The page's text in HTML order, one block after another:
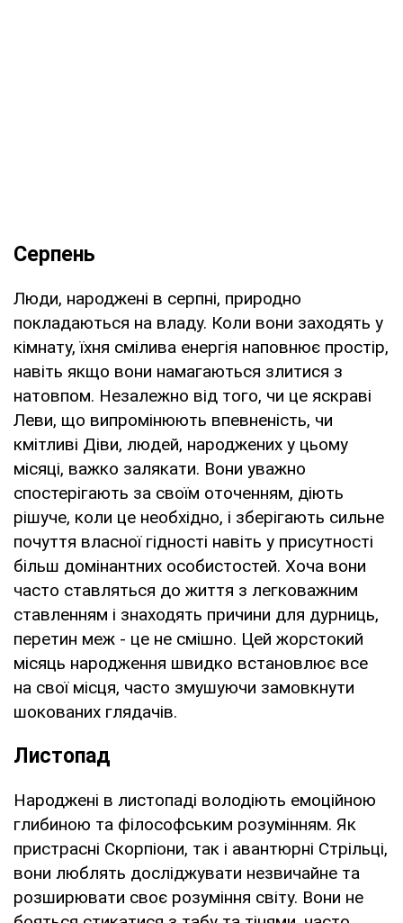
Серпень
Люди, народжені в серпні, природно
покладаються на владу. Коли вони заходять у
кімнату, їхня смілива енергія наповнює простір,
навіть якщо вони намагаються злитися з
натовпом. Незалежно від того, чи це яскраві
Леви, що випромінюють впевненість, чи
кмітливі Діви, людей, народжених у цьому
місяці, важко залякати. Вони уважно
спостерігають за своїм оточенням, діють
рішуче, коли це необхідно, і зберігають сильне
почуття власної гідності навіть у присутності
більш домінантних особистостей. Хоча вони
часто ставляться до життя з легковажним
ставленням і знаходять причини для дурниць,
перетин меж - це не смішно. Цей жорстокий
місяць народження швидко встановлює все
на свої місця, часто змушуючи замовкнути
шокованих глядачів.
Листопад
Народжені в листопаді володіють емоційною
глибиною та філософським розумінням. Як
пристрасні Скорпіони, так і авантюрні Стрільці,
вони люблять досліджувати незвичайне та
розширювати своє розуміння світу. Вони не